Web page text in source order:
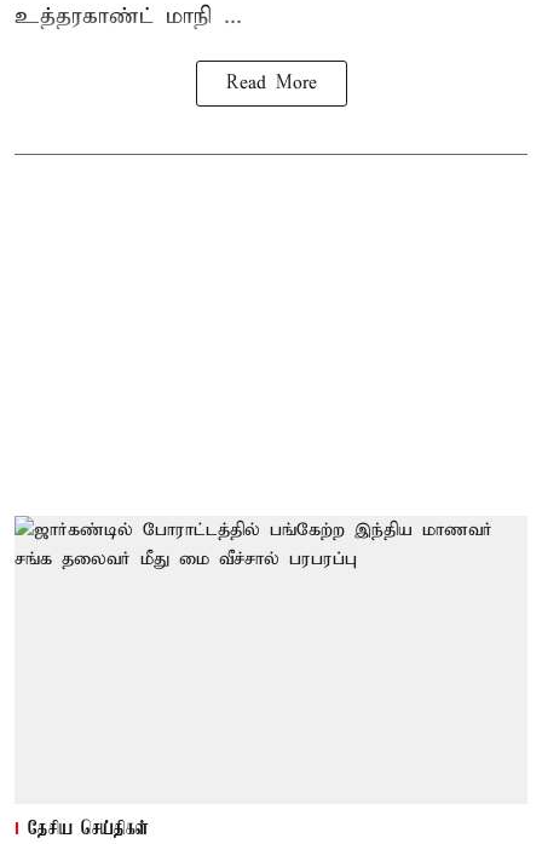
உத்தரகாண்ட் மாநி ...
Read More
தேசிய செய்திகள்